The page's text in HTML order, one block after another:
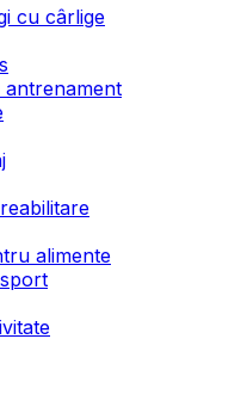
cu cârlige
alimente